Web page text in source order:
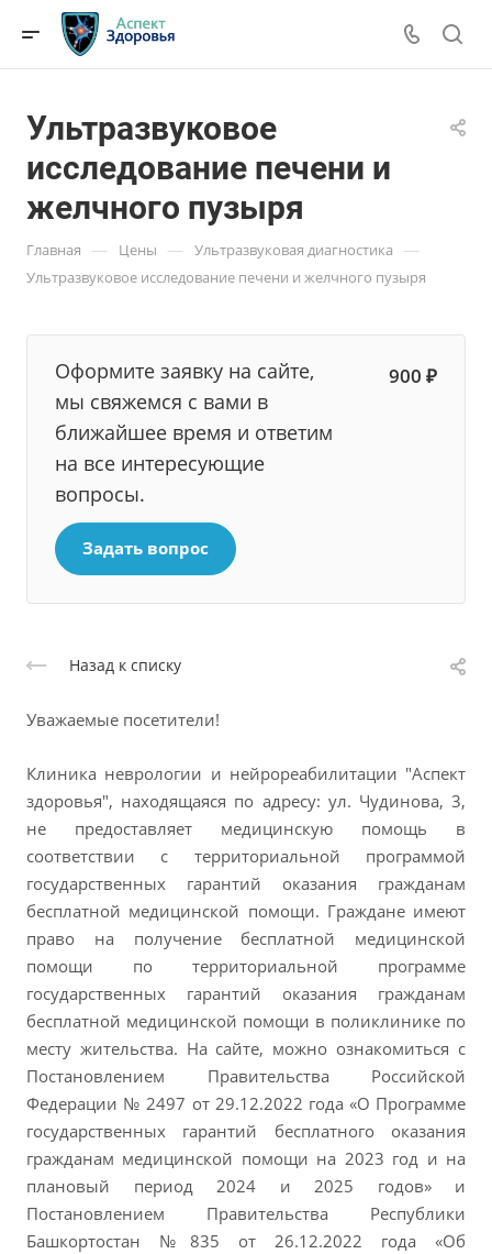
Ультразвуковое
исследование печени и
желчного пузыря
Главная — Цены — Ультразвуковая диагностика —
Ультразвуковое исследование печени и желчного пузыря
Оформите заявку на сайте,
мы свяжемся с вами в
ближайшее время и ответим
на все интересующие
вопросы.
900 ₽
Задать вопрос
Назад к списку
Уважаемые посетители!
Клиника неврологии и нейрореабилитации "Аспект
здоровья", находящаяся по адресу: ул. Чудинова, 3,
не предоставляет медицинскую помощь в
соответствии с территориальной программой
государственных гарантий оказания гражданам
бесплатной медицинской помощи. Граждане имеют
право на получение бесплатной медицинской
помощи по территориальной программе
государственных гарантий оказания гражданам
бесплатной медицинской помощи в поликлинике по
месту жительства. На сайте, можно ознакомиться с
Постановлением Правительства Российской
Федерации № 2497 от 29.12.2022 года «О Программе
государственных гарантий бесплатного оказания
гражданам медицинской помощи на 2023 год и на
плановый период 2024 и 2025 годов» и
Постановлением Правительства Республики
Башкортостан №835 от 26.12.2022 года «Об